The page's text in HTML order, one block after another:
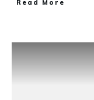
Read More